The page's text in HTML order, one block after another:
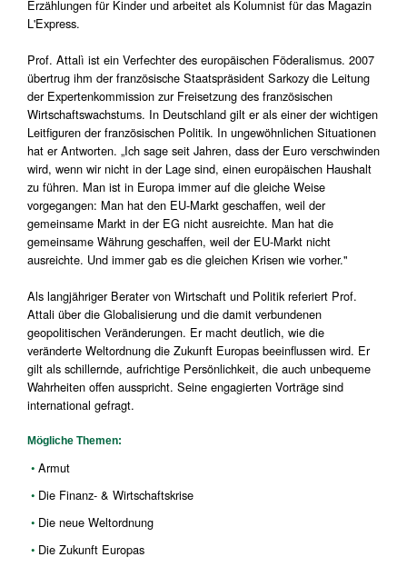
Erzählungen für Kinder und arbeitet als Kolumnist für das Magazin
L'Express.
Prof. Attalì ist ein Verfechter des europäischen Föderalismus. 2007
übertrug ihm der französische Staatspräsident Sarkozy die Leitung
der Expertenkommission zur Freisetzung des französischen
Wirtschaftswachstums. In Deutschland gilt er als einer der wichtigen
Leitfiguren der französischen Politik. In ungewöhnlichen Situationen
hat er Antworten. „Ich sage seit Jahren, dass der Euro verschwinden
wird, wenn wir nicht in der Lage sind, einen europäischen Haushalt
zu führen. Man ist in Europa immer auf die gleiche Weise
vorgegangen: Man hat den EU-Markt geschaffen, weil der
gemeinsame Markt in der EG nicht ausreichte. Man hat die
gemeinsame Währung geschaffen, weil der EU-Markt nicht
ausreichte. Und immer gab es die gleichen Krisen wie vorher."
Als langjähriger Berater von Wirtschaft und Politik referiert Prof.
Attali über die Globalisierung und die damit verbundenen
geopolitischen Veränderungen. Er macht deutlich, wie die
veränderte Weltordnung die Zukunft Europas beeinflussen wird. Er
gilt als schillernde, aufrichtige Persönlichkeit, die auch unbequeme
Wahrheiten offen ausspricht. Seine engagierten Vorträge sind
international gefragt.
Mögliche Themen:
Armut
Die Finanz- & Wirtschaftskrise
Die neue Weltordnung
Die Zukunft Europas